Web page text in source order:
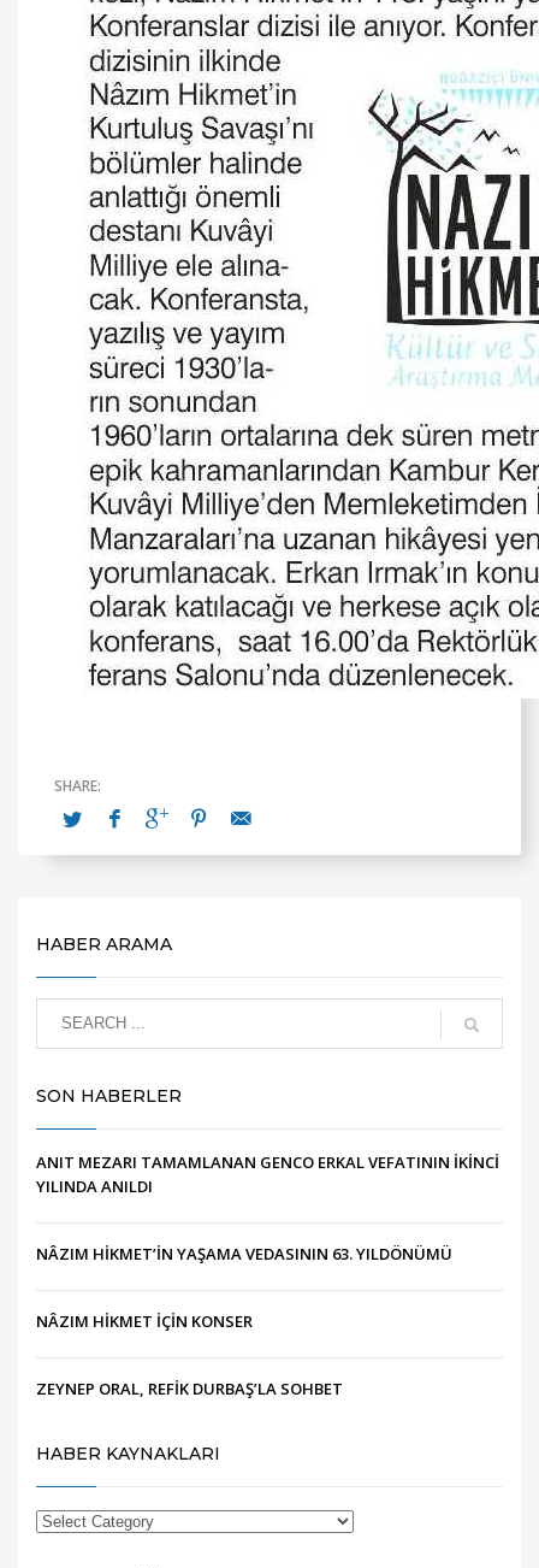
HABER ARAMA
SON HABERLER
ANIT MEZARI TAMAMLANAN GENCO ERKAL VEFATININ İKİNCİ
YILINDA ANILDI
NÂZIM HİKMET’İN YAŞAMA VEDASININ 63. YILDÖNÜMÜ
NÂZIM HİKMET İÇİN KONSER
ZEYNEP ORAL, REFİK DURBAŞ’LA SOHBET
HABER KAYNAKLARI